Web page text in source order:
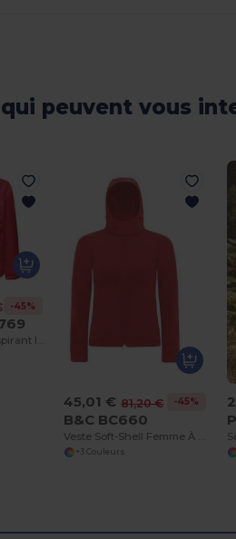
peuvent vous
-45%
45,01 € 81,20 € -45%
B&C BC660
+3 Couleurs